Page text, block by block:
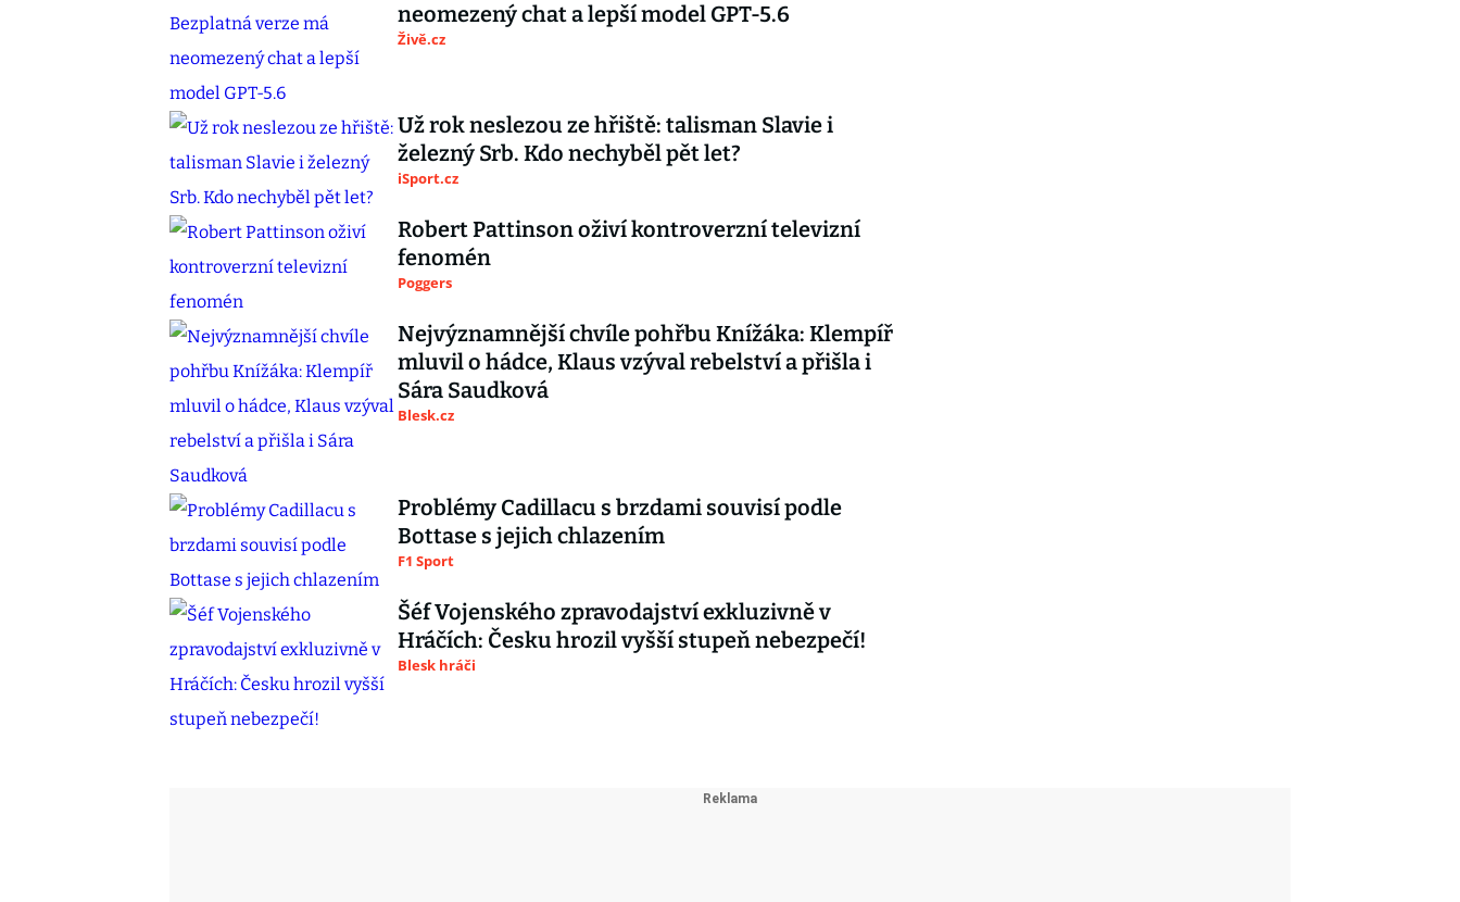
neomezený chat a lepší model GPT-5.6
Živě.cz
Už rok neslezou ze hřiště: talisman Slavie i
železný Srb. Kdo nechyběl pět let?
iSport.cz
Robert Pattinson oživí kontroverzní televizní
fenomén
Poggers
Nejvýznamnější chvíle pohřbu Knížáka: Klempíř
mluvil o hádce, Klaus vzýval rebelství a přišla i
Sára Saudková
Blesk.cz
Problémy Cadillacu s brzdami souvisí podle
Bottase s jejich chlazením
F1 Sport
Šéf Vojenského zpravodajství exkluzivně v
Hráčích: Česku hrozil vyšší stupeň nebezpečí!
Blesk hráči